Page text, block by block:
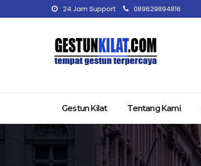
24 Jam Support 089629894816
Gestun Kilat Tentang Kami